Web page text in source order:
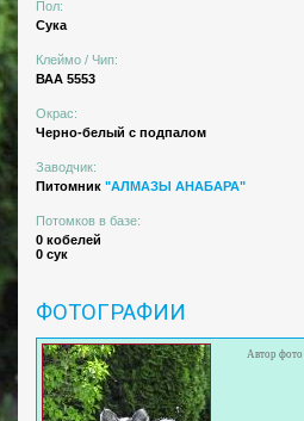
Пол:
Сука
Клеймо / Чип:
ВАА 5553
Окрас:
Черно-белый с подпалом
Заводчик:
Питомник "АЛМАЗЫ АНАБАРА"
Потомков в базе:
0 кобелей
0 сук
ФОТОГРАФИИ
Автор фото